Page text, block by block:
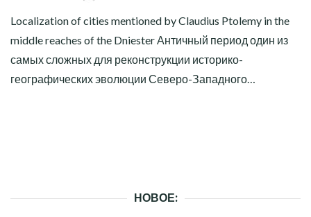
Localization of cities mentioned by Claudius Ptolemy in the
middle reaches of the Dniester Античный период один из
самых сложных для реконструкции историко-
географических эволюции Северо-Западного…
НОВОЕ: